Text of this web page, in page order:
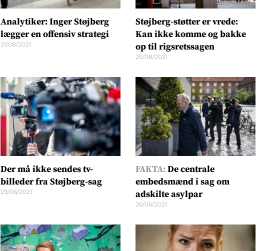
Analytiker: Inger Støjberg
lægger en offensiv strategi
31/08/2021
Støjberg-støtter er vrede:
Kan ikke komme og bakke
op til rigsretssagen
25/08/2021
Der må ikke sendes tv-
billeder fra Støjberg-sag
29/06/2021
FAKTA:De centrale
embedsmænd i sag om
adskilte asylpar
26/06/2021